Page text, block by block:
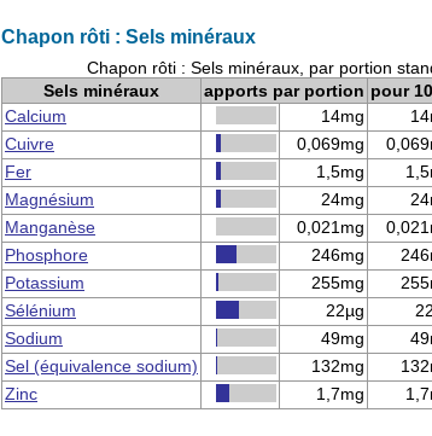
Chapon rôti : Sels minéraux
Chapon rôti : Sels minéraux, par portion
Sels minéraux
apports par portion pour
Calcium
14mg
Cuivre
0,069mg
Fer
1,5mg
Magnésium
24mg
Manganèse
0,021mg
Phosphore
246mg
Potassium
255mg
Sélénium
22µg
Sodium
49mg
Sel (équivalence sodium)
132mg
Zinc
1,7mg